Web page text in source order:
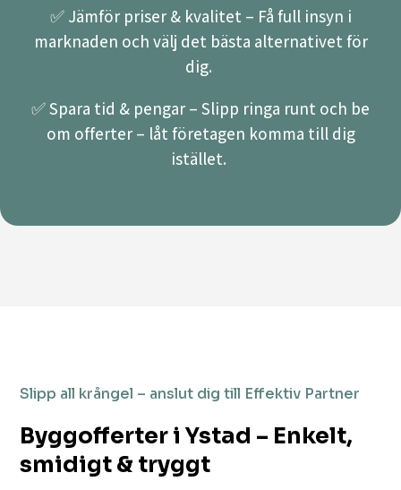
✅ Jämför priser & kvalitet – Få full insyn i
marknaden och välj det bästa alternativet för
dig.
✅ Spara tid & pengar – Slipp ringa runt och be
om offerter – låt företagen komma till dig
istället.
Slipp all krångel – anslut dig till Effektiv Partner
Byggofferter i Ystad – Enkelt,
smidigt & tryggt